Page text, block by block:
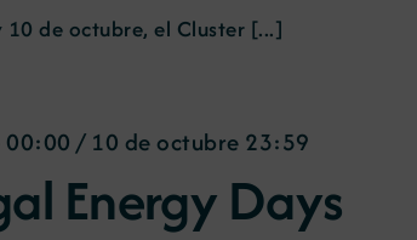
10 de octubre, el Cluster [...]
Energy Days
00:00 / 10 de octubre 23:59